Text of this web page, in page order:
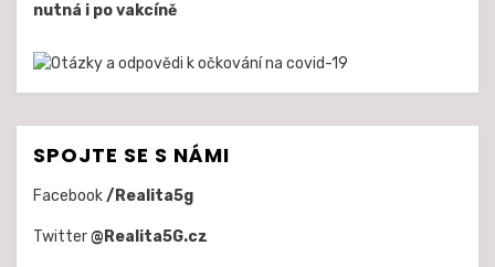
nutná i po vakcíně
SPOJTE SE S NÁMI
Facebook/Realita5g
Twitter@Realita5G.cz